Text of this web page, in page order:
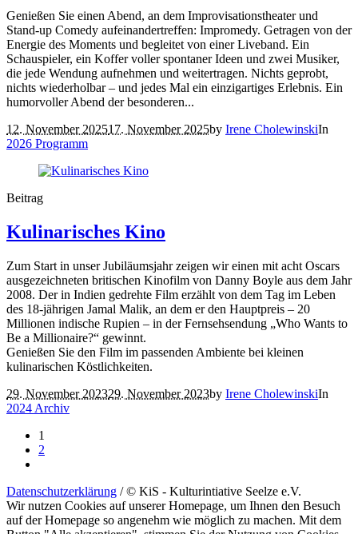
Genießen Sie einen Abend, an dem Improvisationstheater und
Stand-up Comedy aufeinandertreffen: Impromedy. Getragen von der
Energie des Moments und begleitet von einer Liveband. Ein
Schauspieler, ein Koffer voller spontaner Ideen und zwei Musiker,
die jede Wendung aufnehmen und weitertragen. Nichts geprobt,
nichts wiederholbar – und jedes Mal ein einzigartiges Erlebnis. Ein
humorvoller Abend der besonderen...
12. November 202517. November 2025by Irene CholewinskiIn
2026 Programm
Beitrag
Kulinarisches Kino
Zum Start in unser Jubiläumsjahr zeigen wir einen mit acht Oscars
ausgezeichneten britischen Kinofilm von Danny Boyle aus dem Jahr
2008. Der in Indien gedrehte Film erzählt von dem Tag im Leben
des 18-jährigen Jamal Malik, an dem er den Hauptpreis – 20
Millionen indische Rupien – in der Fernsehsendung „Who Wants to
Be a Millionaire?“ gewinnt.
Genießen Sie den Film im passenden Ambiente bei kleinen
kulinarischen Köstlichkeiten.
29. November 202329. November 2023by Irene CholewinskiIn
2024 Archiv
1
2
Datenschutzerklärung / © KiS - Kulturintiative Seelze e.V.
Wir nutzen Cookies auf unserer Homepage, um Ihnen den Besuch
auf der Homepage so angenehm wie möglich zu machen. Mit dem